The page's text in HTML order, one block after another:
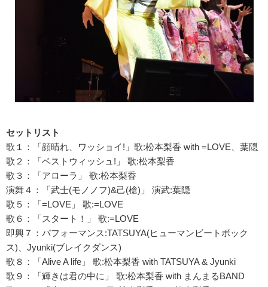
セットリスト
歌１：「顔晴れ、ワッショイ!」歌:松本梨香 with =LOVE、葉隠
歌２：「ベストウィッシュ!」 歌:松本梨香
歌３：「アローラ」 歌:松本梨香
演舞４：「武士(モノノフ)&己(槍)」 演武:葉隠
歌５：「=LOVE」 歌:=LOVE
歌６：「スタート！」 歌:=LOVE
即興７：パフォーマンス:TATSUYA(ヒューマンビートボック
ス)、Jyunki(ブレイクダンス)
歌８：「Alive A life」 歌:松本梨香 with TATSUYA & Jyunki
歌９：「輝きは君の中に」 歌:松本梨香 with まんまるBAND